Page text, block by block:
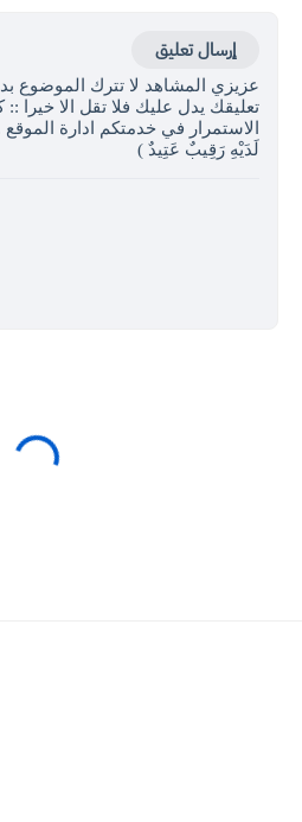
إرسال تعليق
عزيزي المشاهد لا تترك الموضوع
تعليقك يدل عليك فلا تقل الا خيرا
الاستمرار في خدمتكم ادارة
لَدَيْهِ رَقِيبٌ عَتِيدٌ )